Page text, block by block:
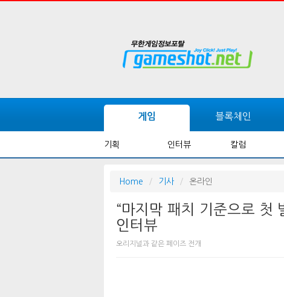
게임 블록체인
기획 인터뷰 칼럼
Home 기사 온라인
“마지막 패치 기준으로 첫
인터뷰
오리지널과 같은 페이즈 전개